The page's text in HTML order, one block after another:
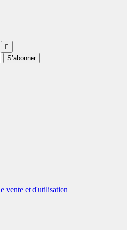

vente et d'utilisation